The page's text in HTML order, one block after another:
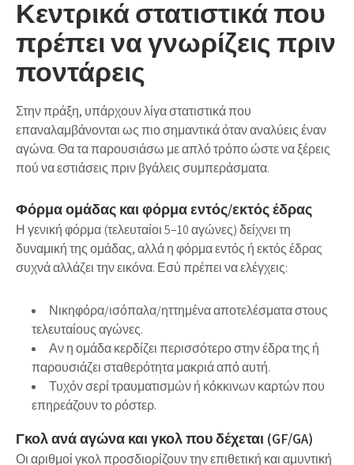
Κεντρικά στατιστικά που
πρέπει να γνωρίζεις πριν
ποντάρεις
Στην πράξη, υπάρχουν λίγα στατιστικά που
επαναλαμβάνονται ως πιο σημαντικά όταν αναλύεις έναν
αγώνα. Θα τα παρουσιάσω με απλό τρόπο ώστε να ξέρεις
πού να εστιάσεις πριν βγάλεις συμπεράσματα.
Φόρμα ομάδας και φόρμα εντός/εκτός έδρας
Η γενική φόρμα (τελευταίοι 5–10 αγώνες) δείχνει τη
δυναμική της ομάδας, αλλά η φόρμα εντός ή εκτός έδρας
συχνά αλλάζει την εικόνα. Εσύ πρέπει να ελέγχεις:
Νικηφόρα/ισόπαλα/ηττημένα αποτελέσματα στους
τελευταίους αγώνες.
Αν η ομάδα κερδίζει περισσότερο στην έδρα της ή
παρουσιάζει σταθερότητα μακριά από αυτή.
Τυχόν σερί τραυματισμών ή κόκκινων καρτών που
επηρεάζουν το ρόστερ.
Γκολ ανά αγώνα και γκολ που δέχεται (GF/GA)
Οι αριθμοί γκολ προσδιορίζουν την επιθετική και αμυντική